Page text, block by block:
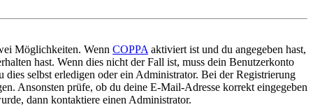
Möglichkeiten. Wenn COPPA aktiviert ist und du angegeben hast,
hast. Wenn dies nicht der Fall ist, muss dein Benutzerkonto
selbst erledigen oder ein Administrator. Bei der Registrierung
Ansonsten prüfe, ob du deine E-Mail-Adresse korrekt eingegeben
dann kontaktiere einen Administrator.